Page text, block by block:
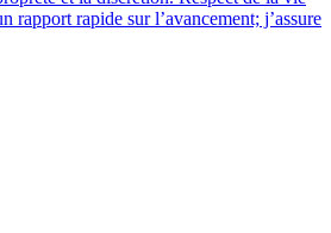
rapport rapide sur l’avancement; j’assure